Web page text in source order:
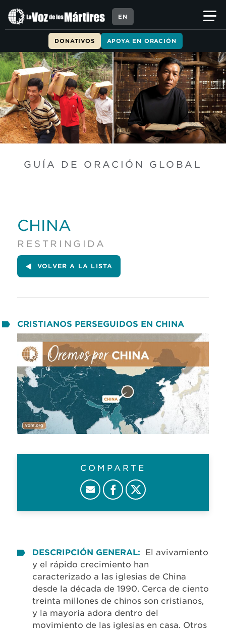
EN
DONATIVOS APOYA EN ORACIÓN
GUÍA DE ORACIÓN GLOBAL
CHINA
RESTRINGIDA
VOLVER A LA LISTA
CRISTIANOS PERSEGUIDOS EN CHINA
COMPARTE
DESCRIPCIÓN GENERAL:
El avivamiento
y el rápido crecimiento han
caracterizado a las iglesias de China
desde la década de 1990. Cerca de ciento
treinta millones de chinos son cristianos,
y la mayoría adora dentro del
movimiento de las iglesias en casa. Otros